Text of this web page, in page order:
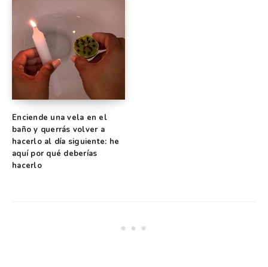
Enciende una vela en el
baño y querrás volver a
hacerlo al día siguiente: he
aquí por qué deberías
hacerlo